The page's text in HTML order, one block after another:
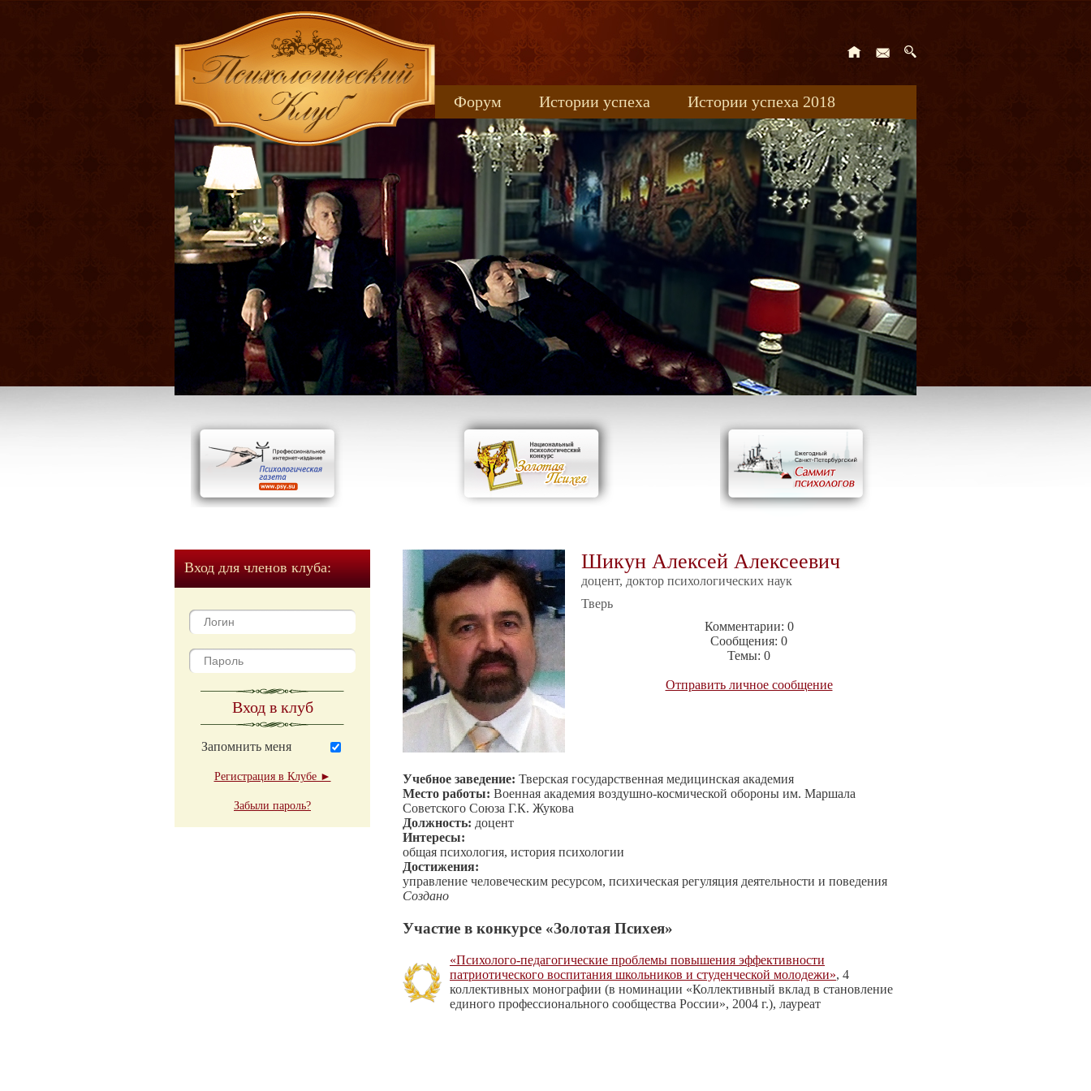
Форум Истории успеха
Истории успеха 2018
Книжные новинки
uspeh_2017
Вход для членов клуба:
Вход в клуб
Запомнить меня
Регистрация в Клубе ►
Забыли пароль?
Шикун Алексей Алексеевич
доцент, доктор психологических наук
Тверь
Комментарии: 0
Сообщения: 0
Темы: 0
Отправить личное сообщение
Учебное заведение: Тверская государственная медицинская академия
Место работы: Военная академия воздушно-космической обороны им. Маршала
Советского Союза Г.К. Жукова
Должность: доцент
Интересы:
общая психология, история психологии
Достижения:
управление человеческим ресурсом, психическая регуляция деятельности и поведения
Создано
Участие в конкурсе «Золотая Психея»
«Психолого-педагогические проблемы повышения эффективности
патриотического воспитания школьников и студенческой молодежи», 4
коллективных монографии (в номинации «Коллективный вклад в становление
единого профессионального сообщества России», 2004 г.), лауреат